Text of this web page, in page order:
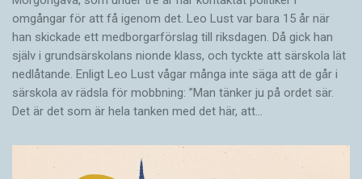
omgångar för att få igenom det. Leo Lust var bara 15 år när
han skickade ett medborgarförslag till riksdagen. Då gick han
själv i grundsärskolans nionde klass, och tyckte att särskola lät
nedlåtande. Enligt Leo Lust vågar många inte säga att de går i
särskola av rädsla för mobbning: ”Man tänker ju på ordet sär.
Det är det som är hela tanken med det här, att…